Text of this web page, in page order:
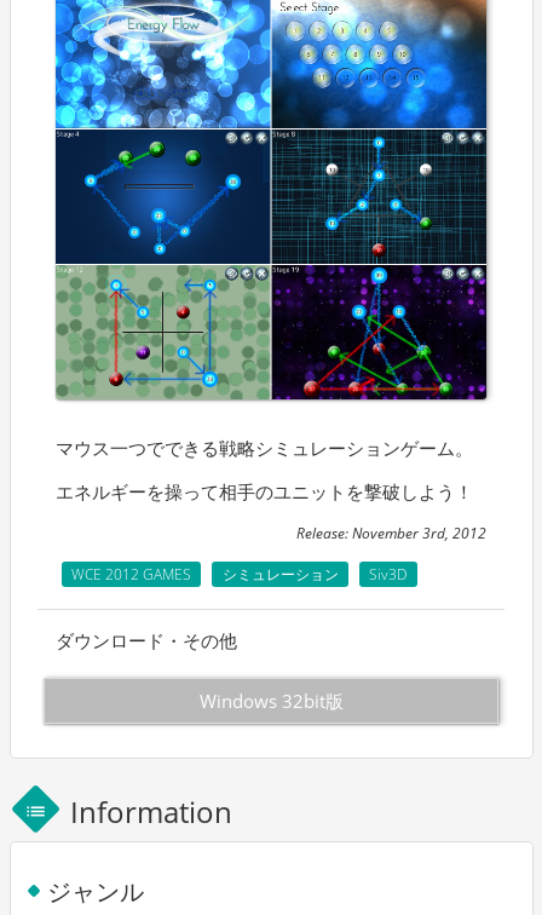
マウス一つでできる戦略シミュレーションゲーム。
エネルギーを操って相手のユニットを撃破しよう！
Release: November 3rd, 2012
WCE 2012 GAMES
シミュレーション Siv3D
ダウンロード・その他
Windows 32bit版
list Information
ジャンル